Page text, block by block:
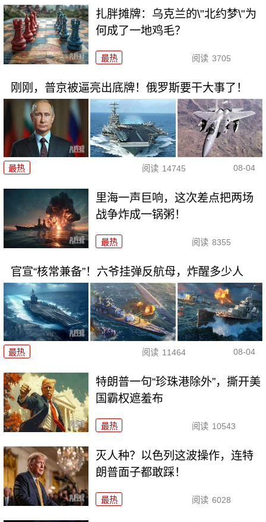
扎胖摊牌：乌克兰的\"北约梦\"为
何成了一地鸡毛？
最热 阅读 3705
刚刚，普京被逼亮出底牌！俄罗斯要干大事了！
最热 阅读 14745 08-04
里海一声巨响，这次差点把两场
战争炸成一锅粥！
最热 阅读 8355
官宣“核常兼备”！六爷挂弹反航母，炸醒多少人
最热 阅读 11464 08-04
特朗普一句“珍珠港除外”，撕开美
国霸权遮羞布
最热 阅读 10543
灭人种？以色列这波操作，连特
朗普面子都敢踩！
最热 阅读 6028